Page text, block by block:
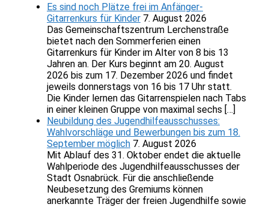
Es sind noch Plätze frei im Anfänger-
Gitarrenkurs für Kinder 7. August 2026
Das Gemeinschaftszentrum Lerchenstraße
bietet nach den Sommerferien einen
Gitarrenkurs für Kinder im Alter von 8 bis 13
Jahren an. Der Kurs beginnt am 20. August
2026 bis zum 17. Dezember 2026 und findet
jeweils donnerstags von 16 bis 17 Uhr statt.
Die Kinder lernen das Gitarrenspielen nach Tabs
in einer kleinen Gruppe von maximal sechs […]
Neubildung des Jugendhilfeausschusses:
Wahlvorschläge und Bewerbungen bis zum 18.
September möglich 7. August 2026
Mit Ablauf des 31. Oktober endet die aktuelle
Wahlperiode des Jugendhilfeausschusses der
Stadt Osnabrück. Für die anschließende
Neubesetzung des Gremiums können
anerkannte Träger der freien Jugendhilfe sowie